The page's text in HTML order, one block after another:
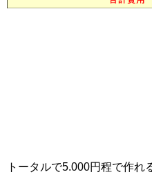
トータルで5.000円程で作れ